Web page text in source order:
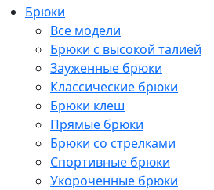
Брюки
Все модели
Брюки с высокой талией
Зауженные брюки
Классические брюки
Брюки клеш
Прямые брюки
Брюки со стрелками
Спортивные брюки
Укороченные брюки